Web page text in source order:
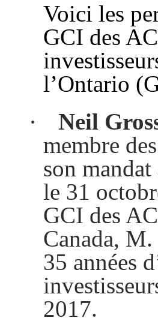
Voici les
GCI des
l’Ontario
·
Neil
membre
son
le 31
GCI des
Canada,
35 années
2017.